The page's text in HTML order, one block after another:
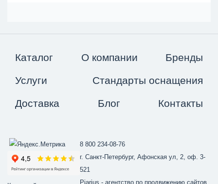
Каталог О компании Бренды
Услуги Стандарты оснащения
Доставка Блог Контакты
8 800 234-08-76
г. Санкт-Петербург, Афонская ул, 2, оф. 3-
521
Piarius - агентство по продвижению сайтов